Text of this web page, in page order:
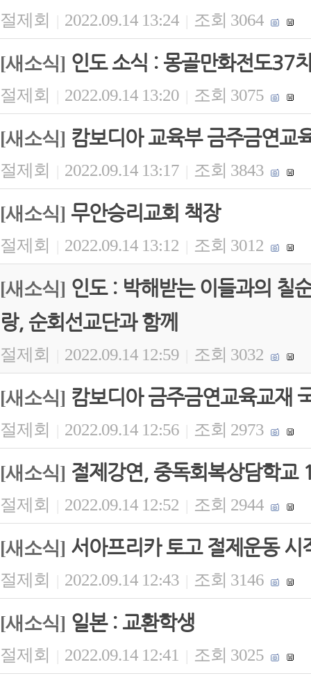
절제회 | 2022.09.14 13:24 | 조회 3064
[새소식] 인도 소식 : 몽골만화전도37
절제회 | 2022.09.14 13:20 | 조회 3075
[새소식] 캄보디아 교육부 금주금연교
절제회 | 2022.09.14 13:17 | 조회 3843
[새소식] 무안승리교회 책장
절제회 | 2022.09.14 13:12 | 조회 3012
[새소식] 인도 : 박해받는 이들과의 칠
랑, 순회선교단과 함께
절제회 2022.09.14 12:59 조회 3032
[새소식] 캄보디아 금주금연교육교재
절제회 | 2022.09.14 12:56 | 조회 2973
[새소식] 절제강연, 중독회복상담학교
절제회 | 2022.09.14 12:52 | 조회 2944
[새소식] 서아프리카 토고 절제운동 시
절제회 | 2022.09.14 12:43 | 조회 3146
[새소식] 일본 : 교환학생
절제회 | 2022.09.14 12:41 | 조회 3025